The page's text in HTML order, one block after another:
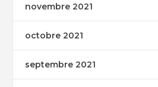
novembre 2021
octobre 2021
septembre 2021